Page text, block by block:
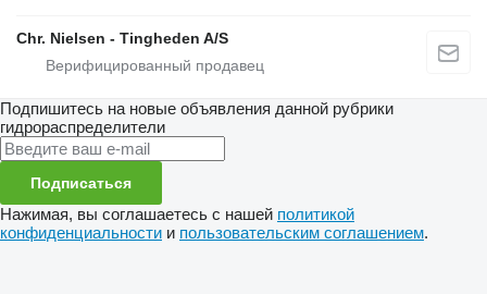
Chr. Nielsen - Tingheden A/S
Подпишитесь на новые объявления данной рубрики
гидрораспределители
Подписаться
Нажимая, вы соглашаетесь с нашей политикой
конфиденциальности и пользовательским соглашением.